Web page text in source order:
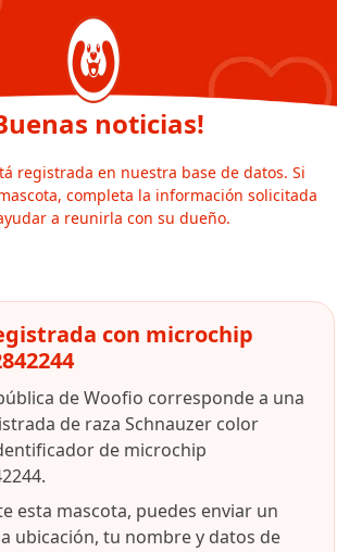
noticias!
registrada en nuestra base de datos. Si
completa la información solicitada
a reunirla con su dueño.
con microchip
de Woofio corresponde a una
de raza Schnauzer color
de microchip
esta mascota, puedes enviar un
ubicación, tu nombre y datos de